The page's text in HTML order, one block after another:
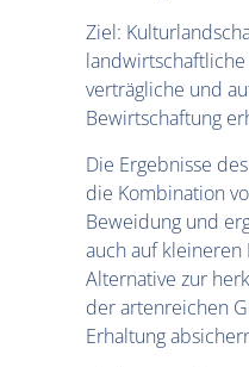
Ziel:
verträgliche und
Bewirtschaftung
Die Ergebnisse
die Kombination
Beweidung und
auch auf kleineren
Alternative zur
der artenreichen
Erhaltung